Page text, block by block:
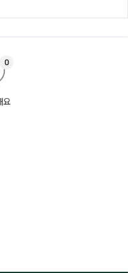
요
0